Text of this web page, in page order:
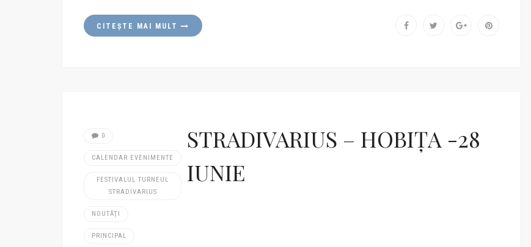
CITEȘTE MAI MULT
0
CALENDAR EVENIMENTE
FESTIVALUL TURNEUL
STRADIVARIUS
NOUTĂȚI
PRINCIPAL
STRADIVARIUS – HOBIȚA -28
IUNIE